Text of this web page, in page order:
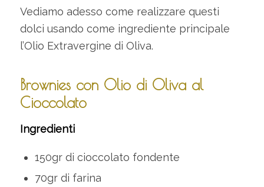
Vediamo adesso come realizzare questi
dolci usando come ingrediente principale
l’Olio Extravergine di Oliva.
Brownies con Olio di Oliva al
Cioccolato
Ingredienti
150gr di cioccolato fondente
70gr di farina